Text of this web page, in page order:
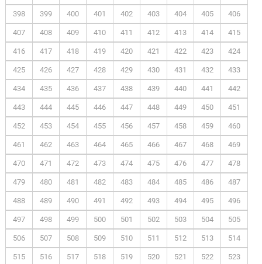
398 399 400 401 402 403 404 405 406
407 408 409 410 411 412 413 414 415
416 417 418 419 420 421 422 423 424
425 426 427 428 429 430 431 432 433
434 435 436 437 438 439 440 441 442
443 444 445 446 447 448 449 450 451
452 453 454 455 456 457 458 459 460
461 462 463 464 465 466 467 468 469
470 471 472 473 474 475 476 477 478
479 480 481 482 483 484 485 486 487
488 489 490 491 492 493 494 495 496
497 498 499 500 501 502 503 504 505
506 507 508 509 510 511 512 513 514
515 516 517 518 519 520 521 522 523